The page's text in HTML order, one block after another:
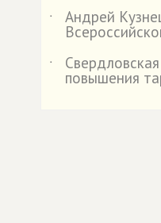
˙
Андрей
˙
повышения